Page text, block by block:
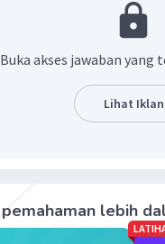
putaran/menit = 2400 × 2π/
adalah besarnya sudut
benda yang
Buka akses jawaban
Lihat Iklan
lebih